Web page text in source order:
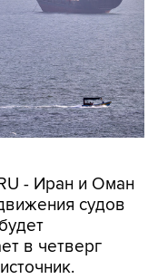
- Иран и Оман
судов
в четверг